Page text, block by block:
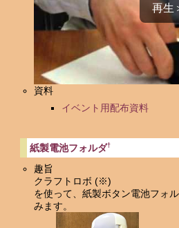
再生
資料
イベント用配布資料
紙製電池フォルダ†
趣旨
クラフトロボ (※)
を使って、紙製ボタン電池フォ
みます。